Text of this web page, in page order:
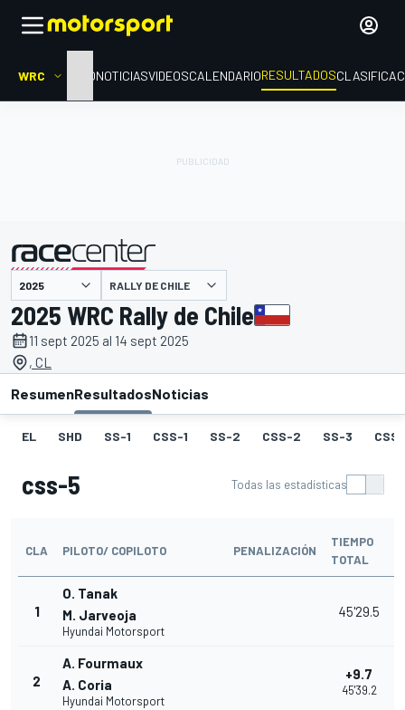
WRC INICIONOTICIASVIDEOSCALENDARIORESULTADOS
presentado por RALLY DE CHILE
2025 WRC Rally de Chile
11 sept 2025 al 14 sept 2025
, CL
ResumenResultadosNoticias
EL SHD SS-1 CSS-1 SS-2 CSS-2 SS-3
css-5 Todas las estadísticas
CLA PILOTO/ COPILOTO PENALIZACIÓN
TIEMPO
TOTAL
1
O. Tanak
M. Jarveoja
Hyundai Motorsport
45'29.5
2
A. Fourmaux
A. Coria
Hyundai Motorsport
+9.7
45'39.2